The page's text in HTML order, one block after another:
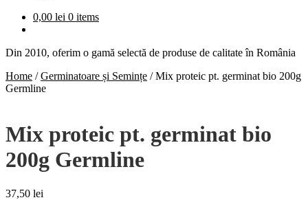
0,00 lei 0 items
Din 2010, oferim o gamă selectă de produse de calitate în România
Home /Germinatoare și Semințe /Mix proteic pt. germinat bio 200g
Germline
Mix proteic pt. germinat bio
200g Germline
37,50 lei